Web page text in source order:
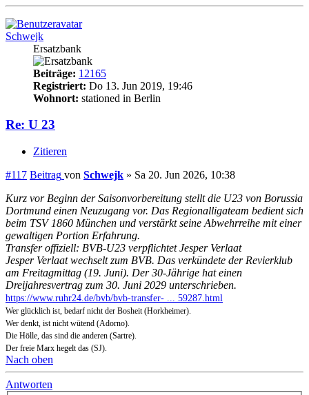
Schwejk
Ersatzbank
Beiträge: 12165
Registriert: Do 13. Jun 2019, 19:46
Wohnort: stationed in Berlin
Re: U 23
Zitieren
#117 Beitrag von Schwejk » Sa 20. Jun 2026, 10:38
Kurz vor Beginn der Saisonvorbereitung stellt die U23 von Borussia
Dortmund einen Neuzugang vor. Das Regionalligateam bedient sich
beim TSV 1860 München und verstärkt seine Abwehrreihe mit einer
gewaltigen Portion Erfahrung.
Transfer offiziell: BVB-U23 verpflichtet Jesper Verlaat
Jesper Verlaat wechselt zum BVB. Das verkündete der Revierklub
am Freitagmittag (19. Juni). Der 30-Jährige hat einen
Dreijahresvertrag zum 30. Juni 2029 unterschrieben.
https://www.ruhr24.de/bvb/bvb-transfer- ... 59287.html
Wer glücklich ist, bedarf nicht der Bosheit (Horkheimer).
Wer denkt, ist nicht wütend (Adorno).
Die Hölle, das sind die anderen (Sartre).
Der freie Marx hegelt das (SJ).
Nach oben
Antworten